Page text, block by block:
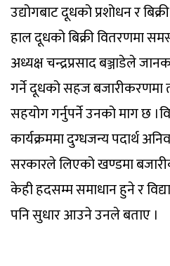
उद्योगबाट दूधको प्रशोधन र
हाल दूधको बिक्री वितरणमा
अध्यक्ष चन्द्रप्रसाद बञ्जाडेले
गर्ने दूधको सहज
सहयोग गर्नुपर्ने उनको माग छ
कार्यक्रममा दुग्धजन्य पदार्थ
सरकारले लिएको खण्डमा
केही हदसम्म समाधान हुने र
पनि सुधार आउने उनले बताए ।